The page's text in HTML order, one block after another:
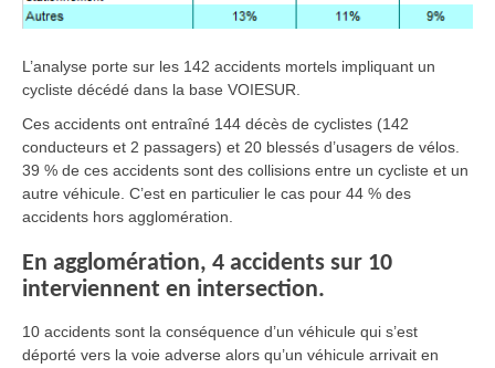
L’analyse porte sur les 142 accidents mortels impliquant un
cycliste décédé dans la base VOIESUR.
Ces accidents ont entraîné 144 décès de cyclistes (142
conducteurs et 2 passagers) et 20 blessés d’usagers de vélos.
39 % de ces accidents sont des collisions entre un cycliste et un
autre véhicule. C’est en particulier le cas pour 44 % des
accidents hors agglomération.
En agglomération, 4 accidents sur 10
interviennent en intersection.
10 accidents sont la conséquence d’un véhicule qui s’est
déporté vers la voie adverse alors qu’un véhicule arrivait en